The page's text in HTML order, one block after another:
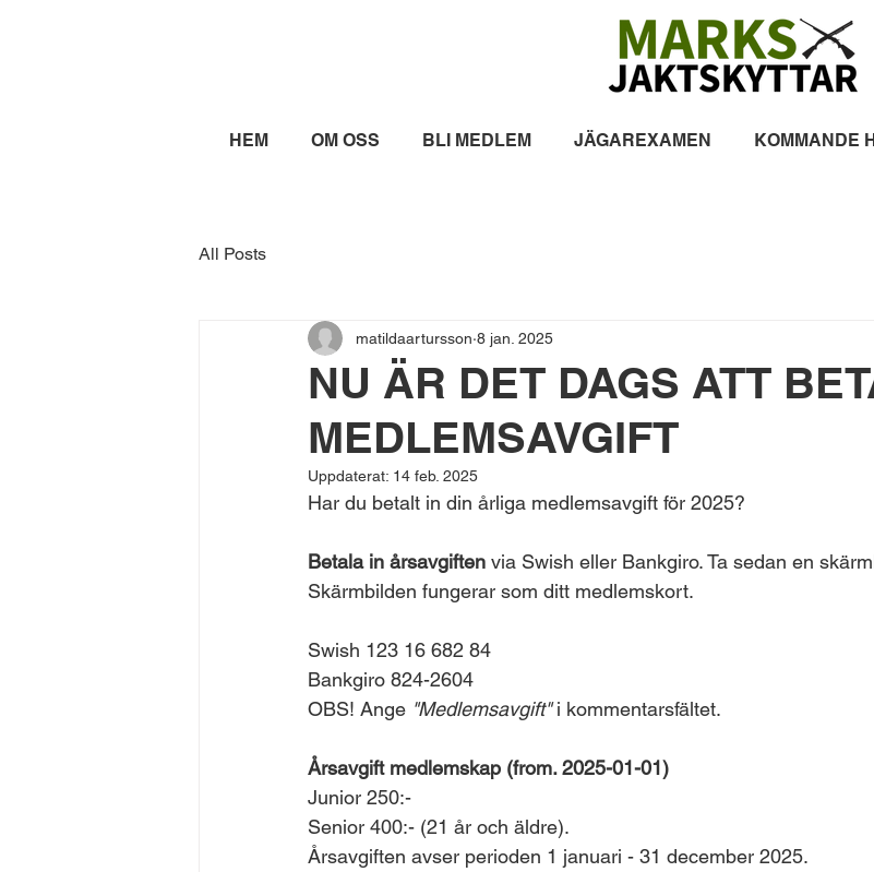
HEM OM OSS BLI MEDLEM JÄGAREXAMEN KOMMANDE
All Posts
NU ÄR DET DAGS ATT
MEDLEMSAVGIFT
matildaartursson 8 jan. 2025
Uppdaterat: 14 feb. 2025
Har du betalt in din årliga medlemsavgift för 2025?
Betala in årsavgiften via Swish eller Bankgiro. Ta sedan en
Skärmbilden fungerar som ditt medlemskort.
Swish 123 16 682 84
Bankgiro 824-2604
OBS! Ange "Medlemsavgift" i kommentarsfältet.
Årsavgift medlemskap (from. 2025-01-01)
Junior 250:-
Senior 400:- (21 år och äldre).
Årsavgiften avser perioden 1 januari - 31 december 2025.